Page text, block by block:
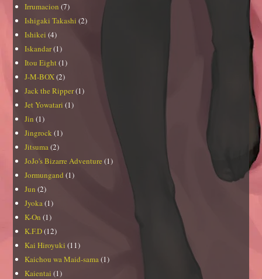
Irrumacion (7)
Ishigaki Takashi (2)
Ishikei (4)
Iskandar(1)
Itou Eight (1)
J-M-BOX(2)
Jack the Ripper(1)
Jet Yowatari (1)
Jin (1)
Jingrock (1)
Jitsuma(2)
JoJo's Bizarre Adventure (1)
Jormungand (1)
Jun (2)
Jyoka(1)
K-On (1)
K.F.D(12)
Kai Hiroyuki (11)
Kaichou wa Maid-sama(1)
Kaientai (1)